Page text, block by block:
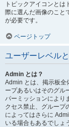
トピックアイコンと
際に選んだ画像のこと
が必要です。
ページトップ
ユーザーレベル
Admin とは？
Admin とは、掲示板全
ープあるいはそのグル
パーミッションにより
クセス禁止、グループ
によってはさらに
いる場合もあるでしょ